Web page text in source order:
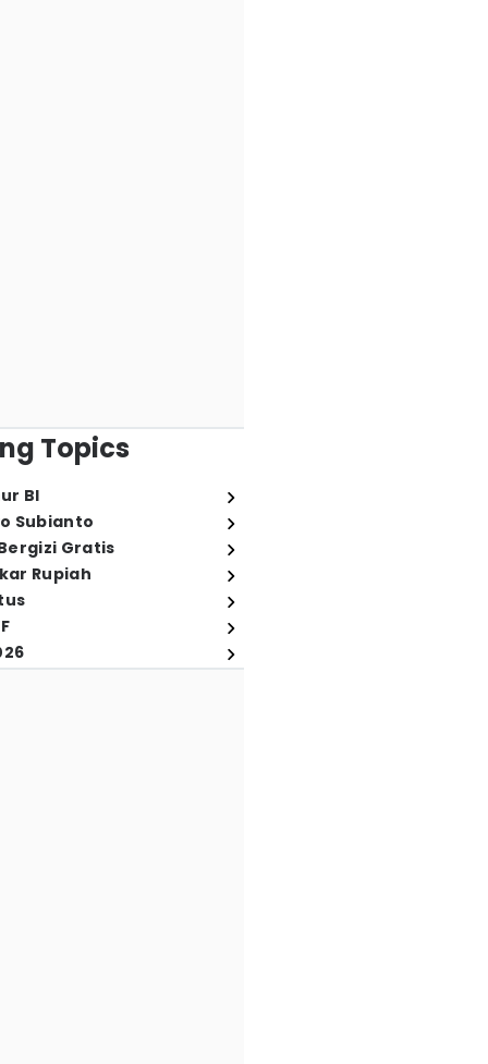
Topics
BI
Subianto
Gratis
Rupiah